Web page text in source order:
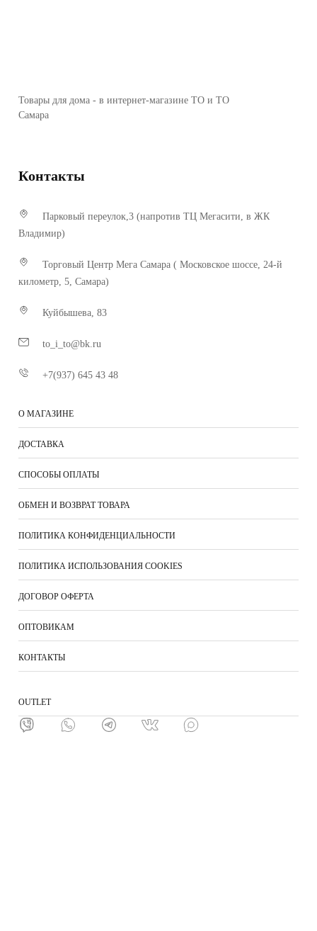
Товары для дома - в интернет-магазине ТО и ТО
Самара
Контакты
Парковый переулок,3 (напротив ТЦ Мегасити, в ЖК
Владимир)
Торговый Центр Мега Самара ( Московское шоссе, 24-й
километр, 5, Самара)
Куйбышева, 83
to_i_to@bk.ru
+7(937) 645 43 48
О МАГАЗИНЕ
ДОСТАВКА
СПОСОБЫ ОПЛАТЫ
ОБМЕН И ВОЗВРАТ ТОВАРА
ПОЛИТИКА КОНФИДЕНЦИАЛЬНОСТИ
ПОЛИТИКА ИСПОЛЬЗОВАНИЯ COOKIES
ДОГОВОР ОФЕРТА
ОПТОВИКАМ
КОНТАКТЫ
ОUTLET